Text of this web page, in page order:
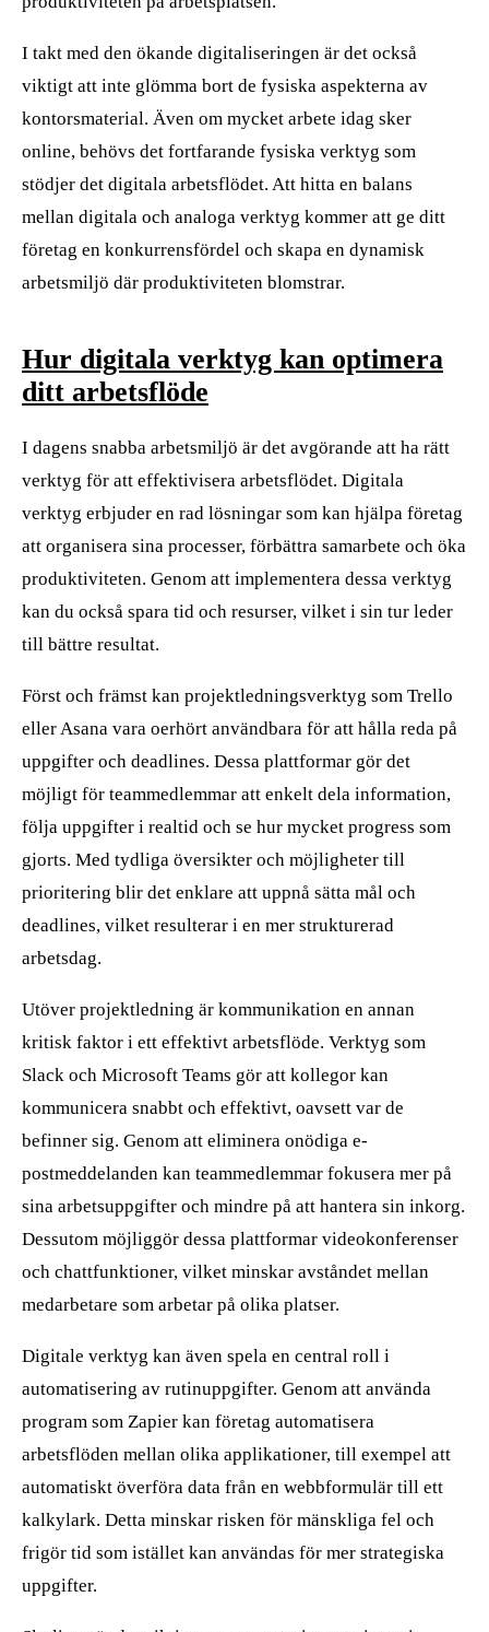
I takt med den ökande digitaliseringen är det också
viktigt att inte glömma bort de fysiska aspekterna av
kontorsmaterial. Även om mycket arbete idag sker
online, behövs det fortfarande fysiska verktyg som
stödjer det digitala arbetsflödet. Att hitta en balans
mellan digitala och analoga verktyg kommer att ge ditt
företag en konkurrensfördel och skapa en dynamisk
arbetsmiljö där produktiviteten blomstrar.
Hur digitala verktyg kan optimera
ditt arbetsflöde
I dagens snabba arbetsmiljö är det avgörande att ha rätt
verktyg för att effektivisera arbetsflödet. Digitala
verktyg erbjuder en rad lösningar som kan hjälpa företag
att organisera sina processer, förbättra samarbete och öka
produktiviteten. Genom att implementera dessa verktyg
kan du också spara tid och resurser, vilket i sin tur leder
till bättre resultat.
Först och främst kan projektledningsverktyg som Trello
eller Asana vara oerhört användbara för att hålla reda på
uppgifter och deadlines. Dessa plattformar gör det
möjligt för teammedlemmar att enkelt dela information,
följa uppgifter i realtid och se hur mycket progress som
gjorts. Med tydliga översikter och möjligheter till
prioritering blir det enklare att uppnå sätta mål och
deadlines, vilket resulterar i en mer strukturerad
arbetsdag.
Utöver projektledning är kommunikation en annan
kritisk faktor i ett effektivt arbetsflöde. Verktyg som
Slack och Microsoft Teams gör att kollegor kan
kommunicera snabbt och effektivt, oavsett var de
befinner sig. Genom att eliminera onödiga e-
postmeddelanden kan teammedlemmar fokusera mer på
sina arbetsuppgifter och mindre på att hantera sin inkorg.
Dessutom möjliggör dessa plattformar videokonferenser
och chattfunktioner, vilket minskar avståndet mellan
medarbetare som arbetar på olika platser.
Digitale verktyg kan även spela en central roll i
automatisering av rutinuppgifter. Genom att använda
program som Zapier kan företag automatisera
arbetsflöden mellan olika applikationer, till exempel att
automatiskt överföra data från en webbformulär till ett
kalkylark. Detta minskar risken för mänskliga fel och
frigör tid som istället kan användas för mer strategiska
uppgifter.